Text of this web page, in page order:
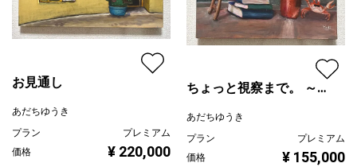
お見通し
あだちゆうき
プラン
プレミアム
価格
¥ 220,000
ちょっと視察まで。 ～
あだちゆうき
プラン
プレミアム
価格
¥ 155,000